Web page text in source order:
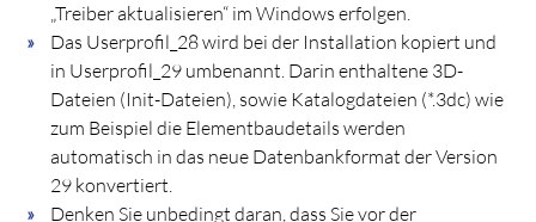
„Treiber aktualisieren“ im Windows erfolgen.
Das Userprofil_28 wird bei der Installation kopiert und
in Userprofil_29 umbenannt. Darin enthaltene 3D-
Dateien (Init-Dateien), sowie Katalogdateien (*.3dc) wie
zum Beispiel die Elementbaudetails werden
automatisch in das neue Datenbankformat der Version
29 konvertiert.
Denken Sie unbedingt daran, dass Sie vor der